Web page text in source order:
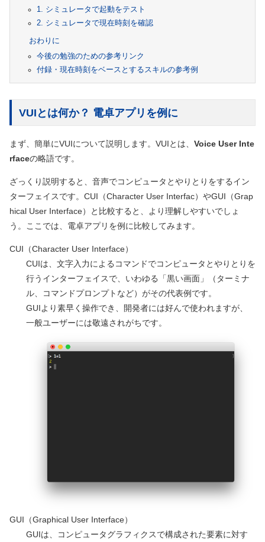
1. シミュレータで起動をテスト
2. シミュレータで現在時刻を確認
おわりに
今後の勉強のための参考リンク
付録・現在時刻をベースとするスキルの参考例
VUIとは何か？ 電卓アプリを例に
まず、簡単にVUIについて説明します。VUIとは、 Voice User Inte
rfaceの略語です。
ざっくり説明すると、音声でコンピュータとやりとりをするイン
ターフェイスです。CUI （Character User Interfac） やGUI （Grap
hical User Interface）
と比較すると、より理解しやすいでしょ
う。ここでは、電卓アプリを例に比較してみます。
CUI（Character User Interface）
CUIは、文字入力によるコマンドでコンピュータとやりとりを
行うインターフェイスで、いわゆる「黒い画面」
（ターミナ
ル、コマンドプロンプトなど） がその代表例です。
GUIより素早く操作でき、開発者には好んで使われますが、
一般ユーザーには敬遠されがちです。
GUI（Graphical User Interface）
GUIは、コンピュータグラフィクスで構成された要素に対す